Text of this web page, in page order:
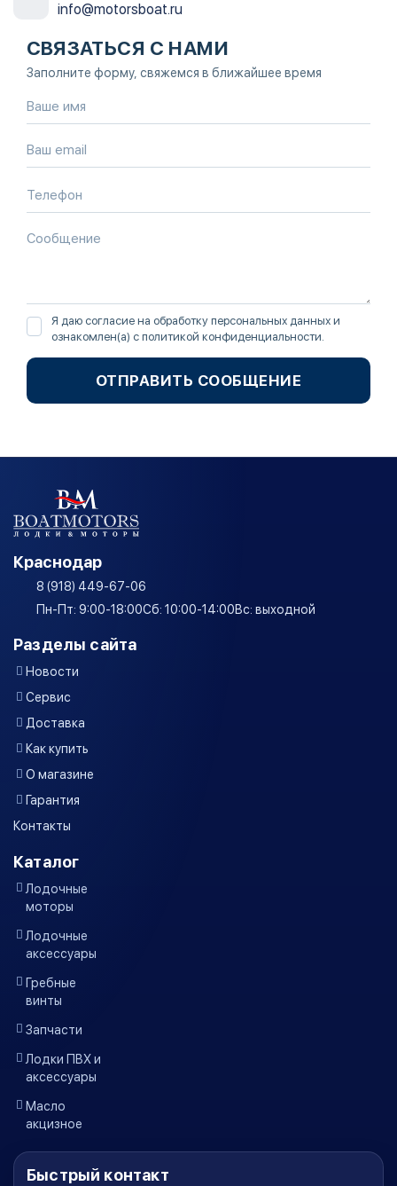
info@motorsboat.ru
СВЯЗАТЬСЯ С НАМИ
Заполните форму, свяжемся в ближайшее время
Я даю согласие на обработку персональных данных и
ознакомлен(а) с политикой конфиденциальности
ОТПРАВИТЬ СООБЩЕНИЕ
Краснодар
8 (918) 449-67-06
Пн-Пт: 9:00-18:00Сб: 10:00-14:00Вс: выходной
Разделы сайта
Новости
Сервис
Доставка
Как купить
О магазине
Гарантия
Контакты
Каталог
Лодочные
моторы
Лодочные
аксессуары
Гребные
винты
Запчасти
Лодки ПВХ и
аксессуары
Масло
акцизное
Быстрый контакт